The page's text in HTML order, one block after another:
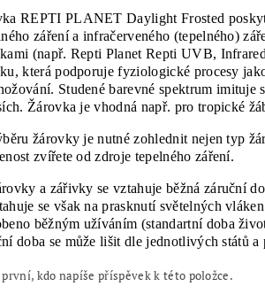
REPTI PLANET Daylight Frosted
záření a infračerveného (tepelného)
(např. Repti Planet Repti UVB,
která podporuje fyziologické procesy
Studené barevné spektrum imituje
Žárovka je vhodná např. pro tropické
žárovky je nutné zohlednit nejen typ
zvířete od zdroje tepelného záření.
a zářivky se vztahuje běžná záruční
se však na prasknutí světelných
běžným užíváním (standartní doba
doba se může lišit dle jednotlivých států
kdo napíše příspěvek k této položce.